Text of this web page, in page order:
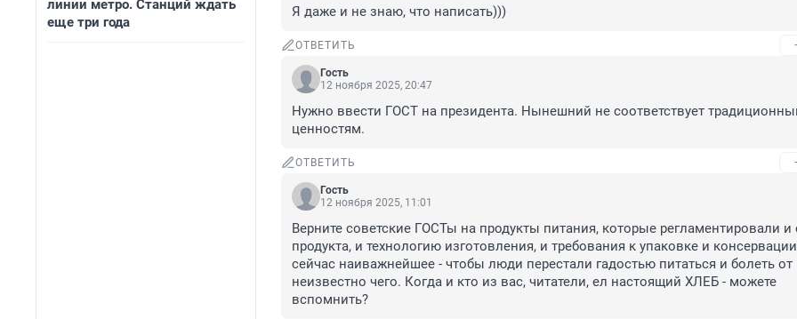
линии метро. Станций ждать
еще три года
Я даже и не знаю, что написать)))
ОТВЕТИТЬ
Гость
12 ноября 2025, 20:47
Нужно ввести ГОСТ на президента. Нынешний не соответствует
ценностям.
ОТВЕТИТЬ
Гость
12 ноября 2025, 11:01
Верните советские ГОСТы на продукты питания, которые регламентировали и
продукта, и технологию изготовления, и требования к упаковке и
сейчас наиважнейшее - чтобы люди перестали гадостью питаться и болеть от
неизвестно чего. Когда и кто из вас, читатели, ел настоящий ХЛЕБ - можете
вспомнить?